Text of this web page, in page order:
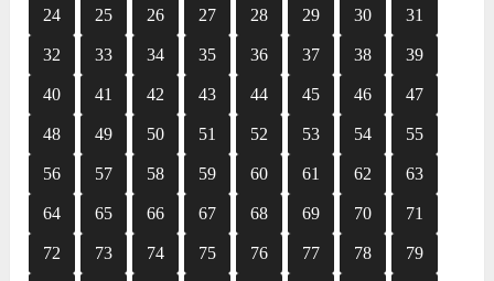
24 25 26 27 28 29 30 31
32 33 34 35 36 37 38 39
40 41 42 43 44 45 46 47
48 49 50 51 52 53 54 55
56 57 58 59 60 61 62 63
64 65 66 67 68 69 70 71
72 73 74 75 76 77 78 79